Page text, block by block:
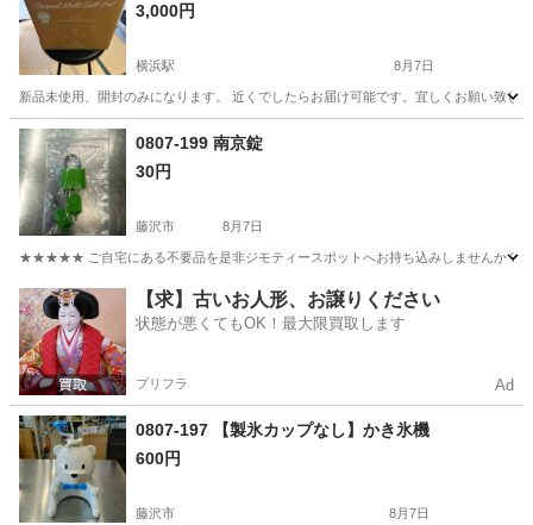
3,000円
横浜駅 8月7日
新品未使用、開封のみになります。 近くでしたらお届け可能です。宜しくお願い致し
神奈川 横浜市 調理器具
0807-199 南京錠
30円
藤沢市 8月7日
★★★★★ ご自宅にある不要品を是非ジモティースポットへお持ち込みしませんか？
神奈川 防災、セキュリティ 南京錠
【求】古いお人形、お譲りください
状態が悪くてもOK！最大限買取します
プリフラ Ad
0807-197 【製氷カップなし】かき氷機
600円
藤沢市 8月7日